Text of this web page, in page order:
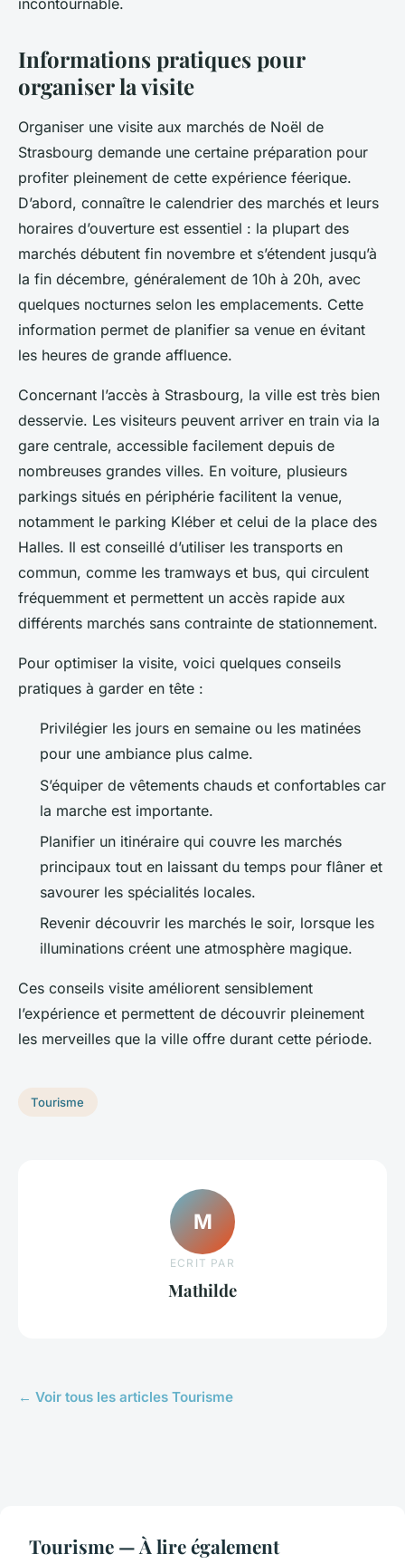
incontournable.
Informations pratiques pour
organiser la visite
Organiser une visite aux marchés de Noël de
Strasbourg demande une certaine préparation pour
profiter pleinement de cette expérience féerique.
D’abord, connaître le calendrier des marchés et leurs
horaires d’ouverture est essentiel : la plupart des
marchés débutent fin novembre et s’étendent jusqu’à
la fin décembre, généralement de 10h à 20h, avec
quelques nocturnes selon les emplacements. Cette
information permet de planifier sa venue en évitant
les heures de grande affluence.
Concernant l’accès à Strasbourg, la ville est très bien
desservie. Les visiteurs peuvent arriver en train via la
gare centrale, accessible facilement depuis de
nombreuses grandes villes. En voiture, plusieurs
parkings situés en périphérie facilitent la venue,
notamment le parking Kléber et celui de la place des
Halles. Il est conseillé d’utiliser les transports en
commun, comme les tramways et bus, qui circulent
fréquemment et permettent un accès rapide aux
différents marchés sans contrainte de stationnement.
Pour optimiser la visite, voici quelques conseils
pratiques à garder en tête :
Privilégier les jours en semaine ou les matinées
pour une ambiance plus calme.
S’équiper de vêtements chauds et confortables car
la marche est importante.
Planifier un itinéraire qui couvre les marchés
principaux tout en laissant du temps pour flâner et
savourer les spécialités locales.
Revenir découvrir les marchés le soir, lorsque les
illuminations créent une atmosphère magique.
Ces conseils visite améliorent sensiblement
l’expérience et permettent de découvrir pleinement
les merveilles que la ville offre durant cette période.
Tourisme
M
ECRIT PAR
Mathilde
← Voir tous les articles Tourisme
Tourisme — À lire également